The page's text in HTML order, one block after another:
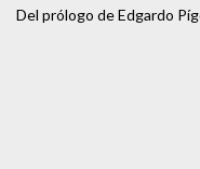
Del prólogo de Edgardo